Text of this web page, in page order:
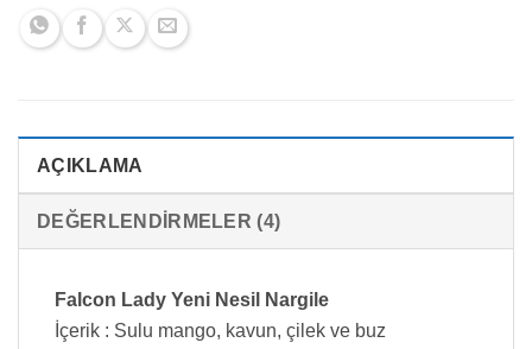
AÇIKLAMA
DEĞERLENDIRMELER (4)
Falcon Lady Yeni Nesil Nargile
İçerik : Sulu mango, kavun, çilek ve buz